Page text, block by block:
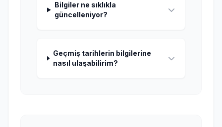
Bilgiler ne sıklıkla
güncelleniyor?
Geçmiş tarihlerin bilgilerine
nasıl ulaşabilirim?